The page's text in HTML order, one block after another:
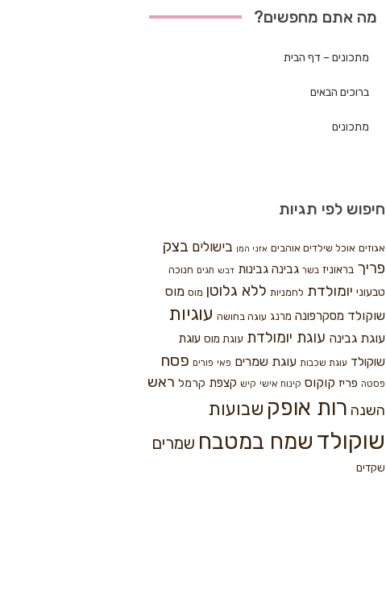
מה אתם מחפשים?
מתכונים – דף הבית
ברוכים הבאים
מתכונים
חיפוש לפי תגיות
אגוזים אוכל שילדים אוהבים אזני המן בישולים בצק
פריך בראוניז בשר גבינה גבינות דבש חגים חנוכה
טבעוני יומולדת לחמניות ללא גלוטן מוס מוס
שוקולד מסקרפונה מרנג עוגה בחושה עוגיות
עוגת גבינה עוגת יומולדת עוגת מוס עוגת
שוקולד עוגת שכבות עוגת שמרים פאי פורים פסח
פסטה פריז קוקוס קינוח אישי קיש קצפת קרמל ראש
השנה רות אופק שבועות
שוקולד שמח במטבח שמרים
שקדים